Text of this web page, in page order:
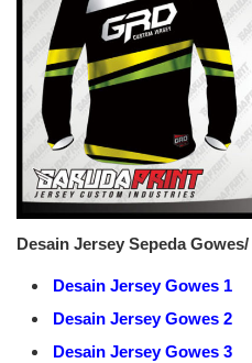
Desain Jersey Sepeda
Desain Jersey Gowes 1
Desain Jersey Gowes 2
Desain Jersey Gowes 3